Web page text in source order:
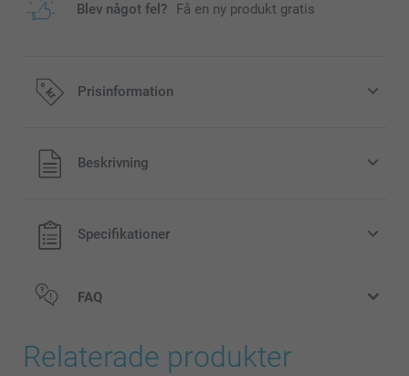
Blev något fel? Få en ny produkt gratis
Prisinformation
Alla priser är i svenska kronor (SEK), inklusive moms och
exklusive porto.
Beskrivning
Specifikationer
FAQ
Relaterade produkter